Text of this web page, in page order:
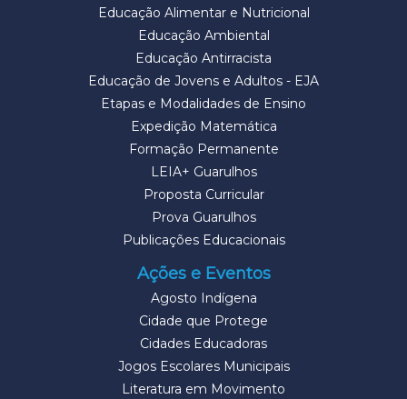
Educação Alimentar e Nutricional
Educação Ambiental
Educação Antirracista
Educação de Jovens e Adultos - EJA
Etapas e Modalidades de Ensino
Expedição Matemática
Formação Permanente
LEIA+ Guarulhos
Proposta Curricular
Prova Guarulhos
Publicações Educacionais
Ações e Eventos
Agosto Indígena
Cidade que Protege
Cidades Educadoras
Jogos Escolares Municipais
Literatura em Movimento